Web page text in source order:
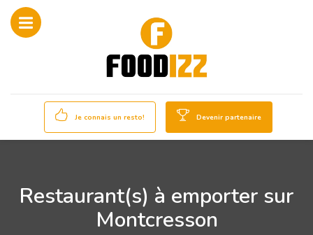
Je connais un resto! Devenir partenaire
Restaurant(s) à emporter sur
Montcresson